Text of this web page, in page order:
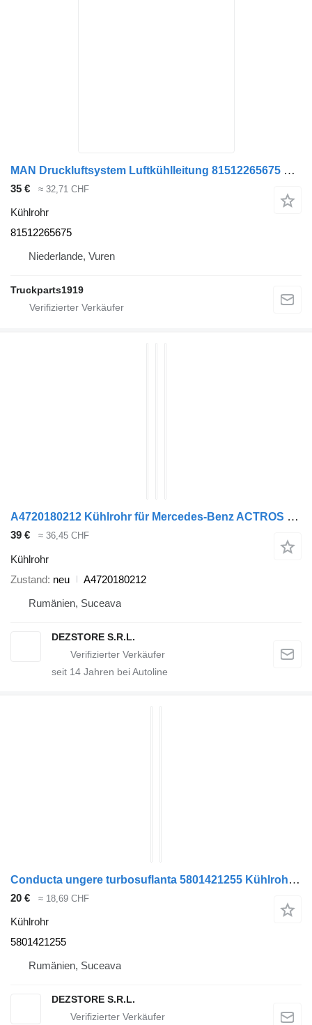
MAN Druckluftsystem Luftkühlleitung 81512265675 Kühlrohr für LKW
35 € ≈ 32,71 CHF
Kühlrohr
81512265675
Niederlande, Vuren
Truckparts1919
A4720180212 Kühlrohr für Mercedes-Benz ACTROS MP4 Sattelzugmaschine
39 € ≈ 36,45 CHF
Kühlrohr
Zustand neu
A4720180212
Rumänien, Suceava
DEZSTORE S.R.L.
seit 14 Jahren bei Autoline
Conducta ungere turbosuflanta 5801421255 Kühlrohr für IVECO STRALIS Sattelzugmaschine
20 € ≈ 18,69 CHF
Kühlrohr
5801421255
Rumänien, Suceava
DEZSTORE S.R.L.